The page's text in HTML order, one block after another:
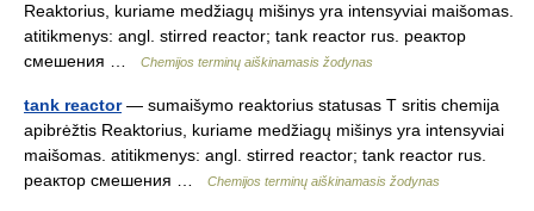
Reaktorius, kuriame medžiagų mišinys yra intensyviai maišomas.
atitikmenys: angl. stirred reactor; tank reactor rus. реактор
смешения …
Chemijos terminų aiškinamasis žodynas
tank reactor— sumaišymo reaktorius statusas T sritis chemija
apibrėžtis Reaktorius, kuriame medžiagų mišinys yra intensyviai
maišomas. atitikmenys: angl. stirred reactor; tank reactor rus.
реактор смешения …
Chemijos terminų aiškinamasis žodynas